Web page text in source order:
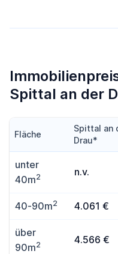
Spittal an der
Fläche
Spittal an
Drau*
unter
40m2 n.v.
40-90m2 4.061 €
über
90m2 4.566 €